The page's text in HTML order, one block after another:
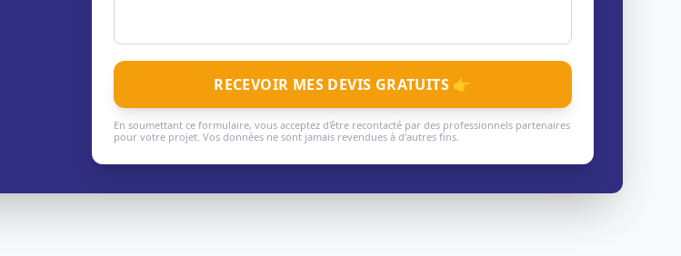
RECEVOIR MES DEVIS GRATUITS 👉
En soumettant ce formulaire, vous acceptez d'être recontacté par des professionnels partenaires
pour votre projet. Vos données ne sont jamais revendues à d'autres fins.